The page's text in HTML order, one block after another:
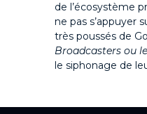
de l’écosystème
ne pas s’appuyer
très poussés de
Broadcasters ou
le siphonage de